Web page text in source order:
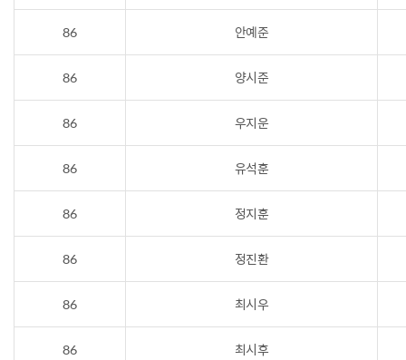
86 안예준
86 양시준
86 우지운
86 유석훈
86 정지훈
86 정진환
86 최시우
86 최시후